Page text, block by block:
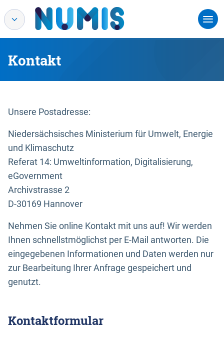
Kontakt
Unsere Postadresse:
Niedersächsisches Ministerium für Umwelt, Energie
und Klimaschutz
Referat 14: Umweltinformation, Digitalisierung,
eGovernment
Archivstrasse 2
D-30169 Hannover
Nehmen Sie online Kontakt mit uns auf! Wir werden
Ihnen schnellstmöglichst per E-Mail antworten. Die
eingegebenen Informationen und Daten werden nur
zur Bearbeitung Ihrer Anfrage gespeichert und
genutzt.
Kontaktformular